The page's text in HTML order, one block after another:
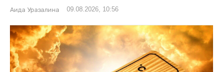
Аида Уразалина 09.08.2026, 10:56